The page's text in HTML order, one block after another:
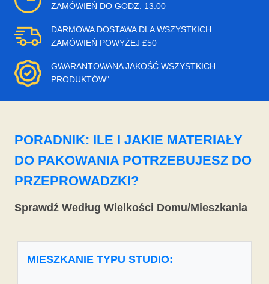
ZAMÓWIEŃ DO GODZ. 13:00
DARMOWA DOSTAWA DLA WSZYSTKICH
ZAMÓWIEŃ POWYŻEJ £50
GWARANTOWANA JAKOŚĆ WSZYSTKICH
PRODUKTÓW"
PORADNIK: ILE I JAKIE MATERIAŁY
DO PAKOWANIA POTRZEBUJESZ DO
PRZEPROWADZKI?
Sprawdź Według Wielkości Domu/Mieszkania
MIESZKANIE TYPU STUDIO: